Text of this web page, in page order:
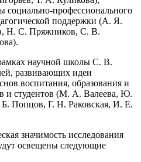
социально-профессионального
поддержки (А. Я.
Н. С. Пряжников, С. В.
научной школы С. В.
развивающих идеи
воспитания, образования и
и студентов (М. А. Валеева, Ю.
Попцов, Г. Н. Раковская, И. Е.
значимость исследования
освещены следующие